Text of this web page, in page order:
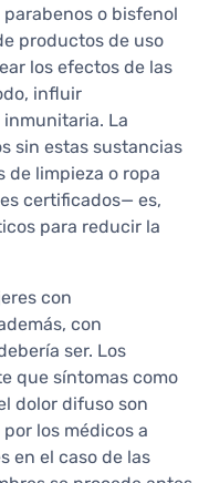
o bisfenol
productos de uso
los efectos de las
influir
La
sin estas sustancias
de limpieza o ropa
certificados— es,
para reducir la
con
con
ser. Los
que síntomas como
dolor difuso son
los médicos a
en el caso de las